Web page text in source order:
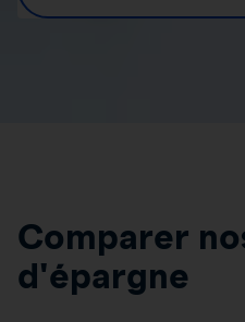
Comparer
d'épargne